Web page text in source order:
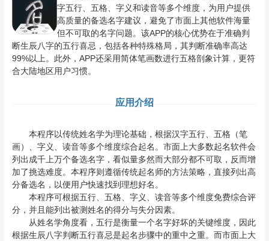
字五行、五格、字义和读音等多个维度，为用户提供
高质量的备选名字建议，避免了市面上其他软件海量
但不可取的名字问题。该APP的核心优势在于准确判
断生辰八字的五行喜忌，包括各种特殊格局，其判断准确率高达
99%以上。此外，APP还采用简体笔画数进行五格剖象计算，更符
合大陆地区用户习惯。
应用介绍
本程序以传统姓名学为理论基础，根据汉字五行、五格（笔
画）、字义、读音等多个维度综合起名。市面上大多数起名软件会
列出成千上万个备选名字，看似量多然而大部分都不可取，反而增
加了挑选难度。本程序则遵循传统起名师的方法策略，直接列出高
分备选名，以便用户快速找到理想好名。
本程序可根据五行、五格、字义、读音等多个维度免费综合评
分，并且能列出被测姓名的得分与失分因素。
从姓名学角度看，五行是衡量一个名字好坏的关键维度，因此
根据生辰八字判断五行喜忌是起名步骤中的重中之重。而市面上大